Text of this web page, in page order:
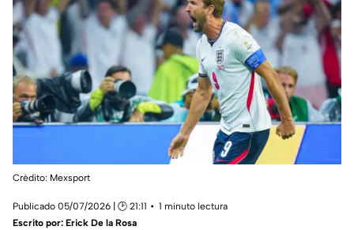
Crédito: Mexsport
Publicado 05/07/2026 | 🕑 21:11
1 minuto lectura
Escrito por: Erick De la Rosa